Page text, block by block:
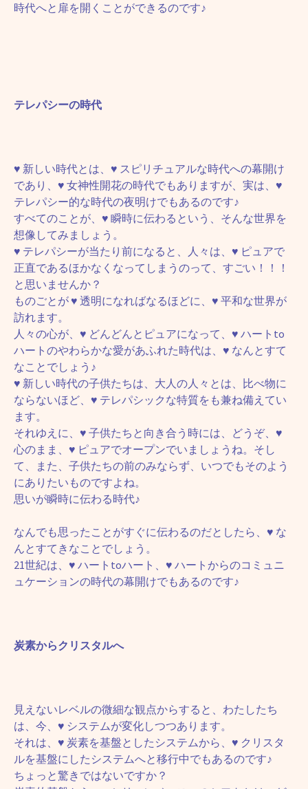
時代へと扉を開くことができるのです♪
テレパシーの時代
♥ 新しい時代とは、♥ スピリチュアルな時代への幕開け
であり、♥ 女神性開花の時代でもありますが、実は、♥
テレパシー的な時代の夜明けでもあるのです♪
すべてのことが、♥ 瞬時に伝わるという、そんな世界を
想像してみましょう。
♥ テレパシーが当たり前になると、人々は、♥ ピュアで
正直であるほかなくなってしまうのって、すごい！！！
と思いませんか？
ものごとが ♥ 透明になればなるほどに、♥ 平和な世界が
訪れます。
人々の心が、♥ どんどんとピュアになって、♥ ハートto
ハートのやわらかな愛があふれた時代は、♥ なんとすて
なことでしょう♪
♥ 新しい時代の子供たちは、大人の人々とは、比べ物に
ならないほど、♥ テレパシックな特質をも兼ね備えてい
ます。
それゆえに、♥ 子供たちと向き合う時には、どうぞ、♥
心のまま、♥ ピュアでオープンでいましょうね。そし
て、また、子供たちの前のみならず、いつでもそのよう
にありたいものですよね。
思いが瞬時に伝わる時代♪
なんでも思ったことがすぐに伝わるのだとしたら、♥ な
んとすてきなことでしょう。
21世紀は、♥ ハートtoハート、♥ ハートからのコミュニ
ュケーションの時代の幕開けでもあるのです♪
炭素からクリスタルへ
見えないレベルの微細な観点からすると、わたしたち
は、今、♥ システムが変化しつつあります。
それは、♥ 炭素を基盤としたシステムから、♥ クリスタ
ルを基盤にしたシステムへと移行中でもあるのです♪
ちょっと驚きではないですか？